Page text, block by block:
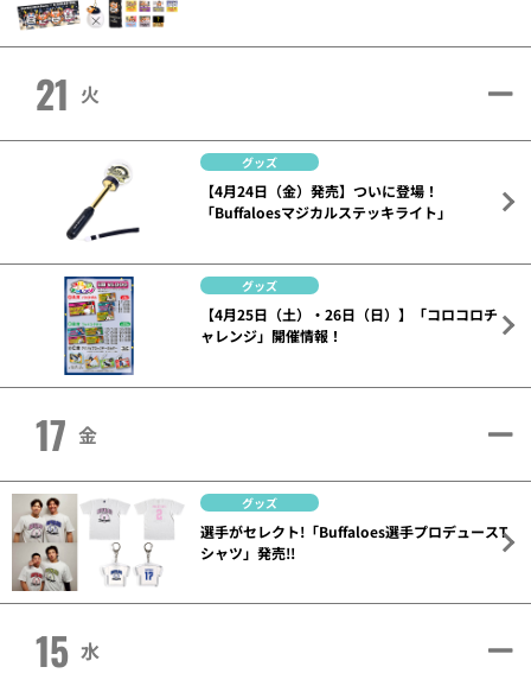
21 火
グッズ
【4月24日（金）発売】ついに登場！
「Buffaloesマジカルステッキライト」
グッズ
【4月25日（土）・26日（日）】「コロコロチ
ャレンジ」開催情報！
17 金
グッズ
選手がセレクト!「Buffaloes選手プロデュースT
シャツ」発売!!
15 水